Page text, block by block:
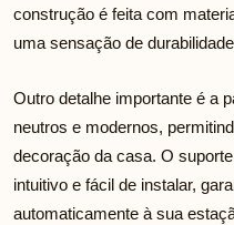
construção é feita com
uma sensação de
Outro detalhe importante é a
neutros e modernos,
decoração da casa. O
intuitivo e fácil de instalar,
automaticamente à sua